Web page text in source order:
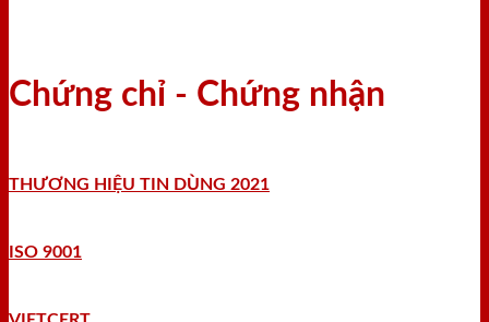
Chứng chỉ - Chứng nhận
THƯƠNG HIỆU TIN DÙNG 2021
ISO 9001